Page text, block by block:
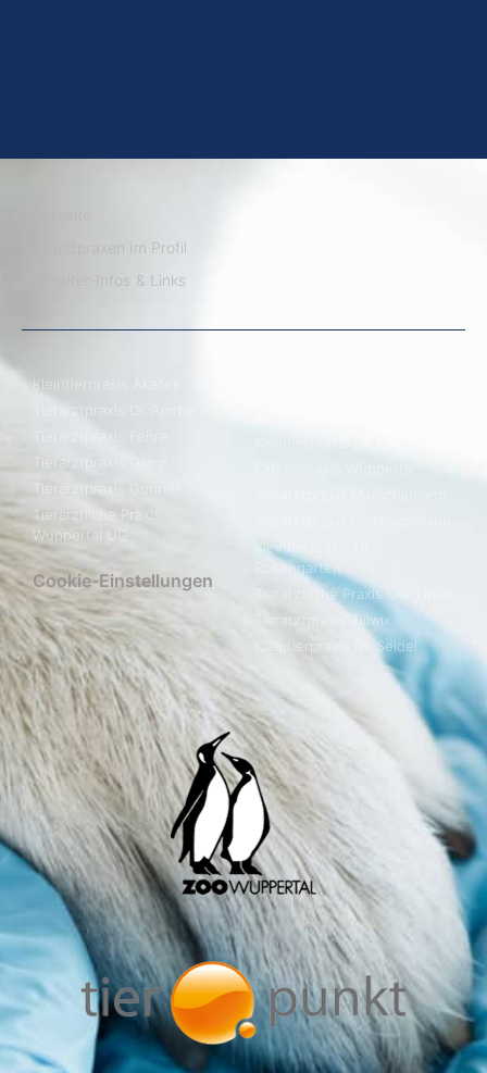
Tierarztpraxen im Profil
Tierhalter-Infos & Links
Kleintierpraxis Akefee
Tierarztpraxis Gangi
Tierärztliche Praxis
Wuppertal UG
Cookie-Einstellungen
Kleintierpraxis Dr.
Rosengarten
Tierärztliche Praxis Ute Lipka
Tierarztpraxis Tillwix
Kleintierpraxis Dr. Seidel